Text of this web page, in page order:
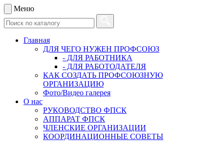
Меню
Главная
ДЛЯ ЧЕГО НУЖЕН ПРОФСОЮЗ
- ДЛЯ РАБОТНИКА
- ДЛЯ РАБОТОДАТЕЛЯ
КАК СОЗДАТЬ ПРОФСОЮЗНУЮ
ОРГАНИЗАЦИЮ
Фото/Видео галерея
О нас
РУКОВОДСТВО ФПСК
АППАРАТ ФПСК
ЧЛЕНСКИЕ ОРГАНИЗАЦИИ
КООРДИНАЦИОННЫЕ СОВЕТЫ